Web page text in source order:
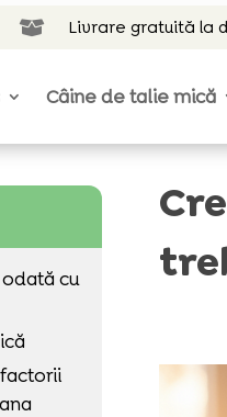
 Livrare gratuită la
Câine de talie mică
cu